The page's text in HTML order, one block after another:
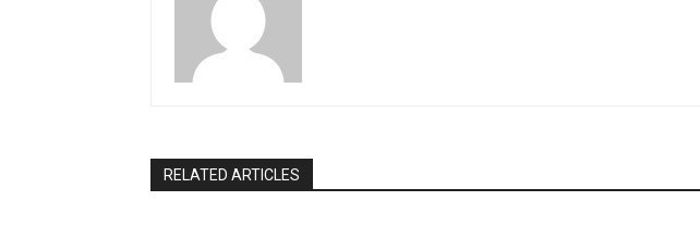
RELATED ARTICLES